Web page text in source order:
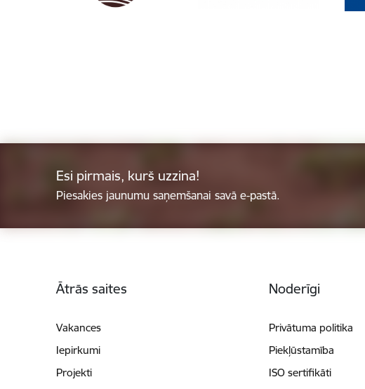
Esi pirmais, kurš uzzina!
Piesakies jaunumu saņemšanai savā e-pastā.
Ātrās saites
Vakances
Iepirkumi
Projekti
Noderīgi
Privātuma politika
Piekļūstamība
ISO sertifikāti